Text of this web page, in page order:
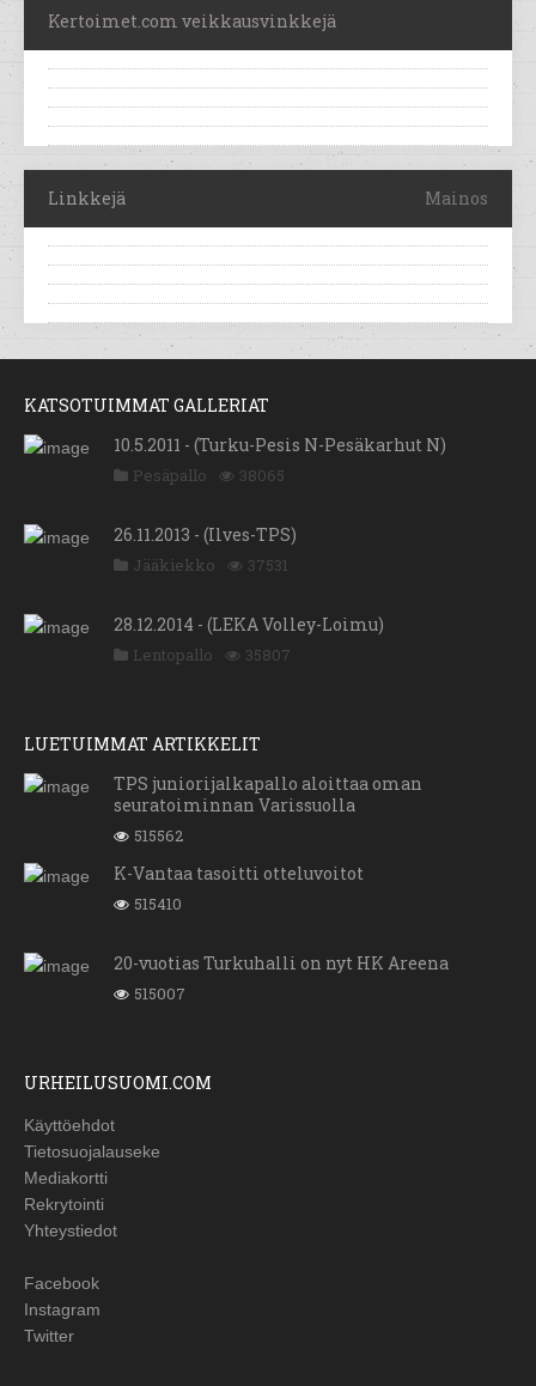
Kertoimet.com veikkausvinkkejä
Linkkejä Mainos
KATSOTUIMMAT GALLERIAT
10.5.2011 - (Turku-Pesis N-Pesäkarhut N)
Pesäpallo 38065
26.11.2013 - (Ilves-TPS)
Jääkiekko 37531
28.12.2014 - (LEKA Volley-Loimu)
Lentopallo 35807
LUETUIMMAT ARTIKKELIT
TPS juniorijalkapallo aloittaa oman
seuratoiminnan Varissuolla
515562
K-Vantaa tasoitti otteluvoitot
515410
20-vuotias Turkuhalli on nyt HK Areena
515007
URHEILUSUOMI.COM
Käyttöehdot
Tietosuojalauseke
Mediakortti
Rekrytointi
Yhteystiedot
Facebook
Instagram
Twitter